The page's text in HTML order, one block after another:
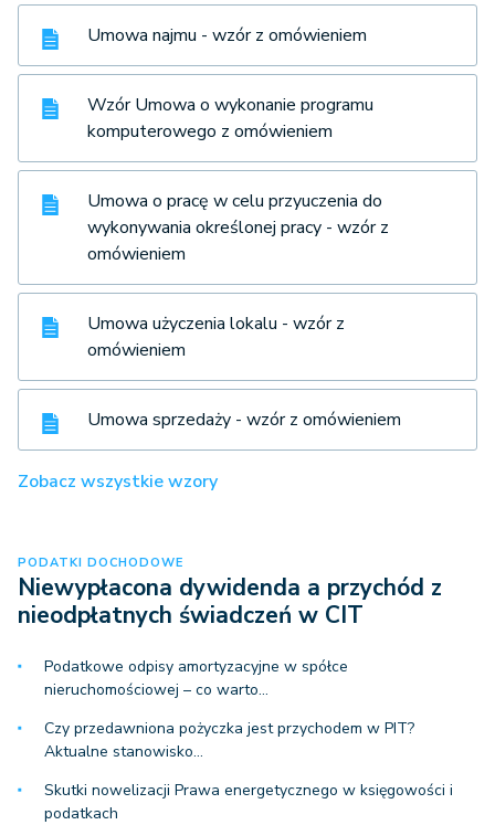
Umowa najmu - wzór z omówieniem
Wzór Umowa o wykonanie programu
komputerowego z omówieniem
Umowa o pracę w celu przyuczenia do
wykonywania określonej pracy - wzór z
omówieniem
Umowa użyczenia lokalu - wzór z
omówieniem
Umowa sprzedaży - wzór z omówieniem
Zobacz wszystkie wzory
PODATKI DOCHODOWE
Niewypłacona dywidenda a przychód z
nieodpłatnych świadczeń w CIT
Podatkowe odpisy amortyzacyjne w spółce
nieruchomościowej – co warto…
Czy przedawniona pożyczka jest przychodem w PIT?
Aktualne stanowisko…
Skutki nowelizacji Prawa energetycznego w księgowości i
podatkach